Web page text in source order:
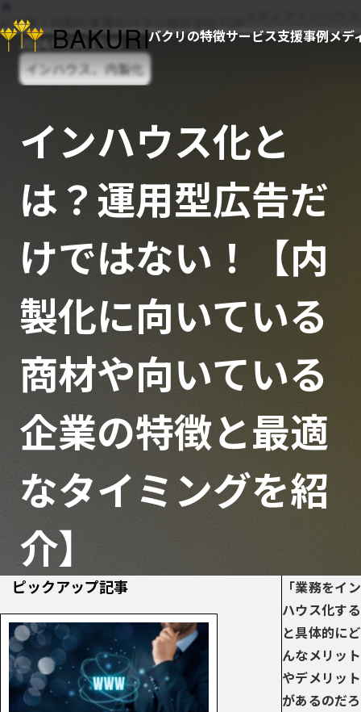
バクリの特徴サービス支援事例メデ
AI活用・内製化支援のバクリ株式会社TOP
2024/03/30 15:46
インハウス、内製化
インハウス化と
は？運用型広告だ
けではない！【内
製化に向いている
商材や向いている
企業の特徴と最適
なタイミングを紹
介】
「業務をイン
ハウス化する
と具体的にど
んなメリット
やデメリット
があるのだろ
ピックアップ記事